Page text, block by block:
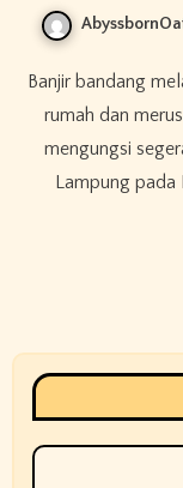
Banjir bandang melanda Lampung, menenggelamkan puluhan
rumah dan
mengungsi
Lampung